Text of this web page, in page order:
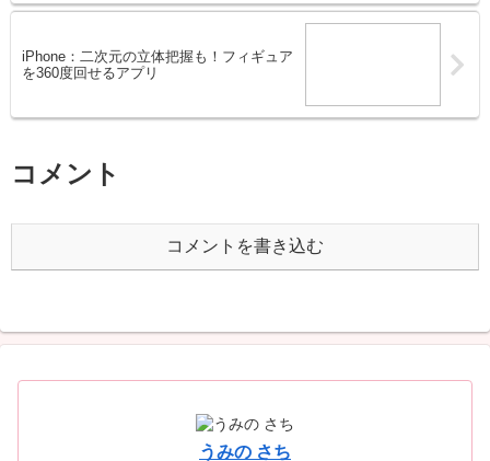
iPhone：二次元の立体把握も！フィギュア
を360度回せるアプリ
コメント
コメントを書き込む
うみの さち